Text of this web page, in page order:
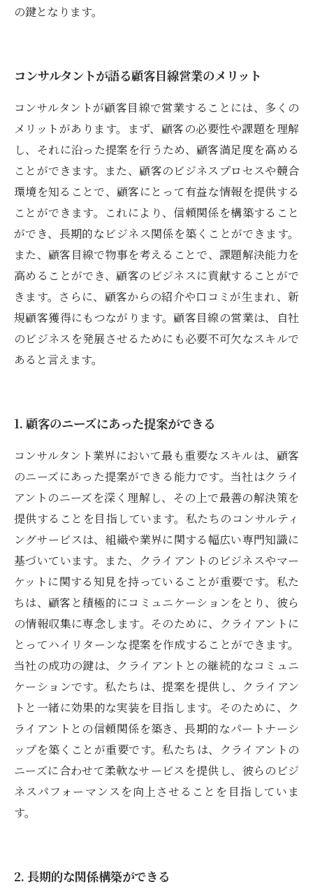
の鍵となります。
コンサルタントが語る顧客目線営業のメリット
コンサルタントが顧客目線で営業することには、多くの
メリットがあります。まず、顧客の必要性や課題を理解
し、それに沿った提案を行うため、顧客満足度を高める
ことができます。また、顧客のビジネスプロセスや競合
環境を知ることで、顧客にとって有益な情報を提供する
ことができます。これにより、信頼関係を構築すること
ができ、長期的なビジネス関係を築くことができます。
また、顧客目線で物事を考えることで、課題解決能力を
高めることができ、顧客のビジネスに貢献することがで
きます。さらに、顧客からの紹介や口コミが生まれ、新
規顧客獲得にもつながります。顧客目線の営業は、自社
のビジネスを発展させるためにも必要不可欠なスキルで
あると言えます。
1. 顧客のニーズにあった提案ができる
コンサルタント業界において最も重要なスキルは、顧客
のニーズにあった提案ができる能力です。当社はクライ
アントのニーズを深く理解し、その上で最善の解決策を
提供することを目指しています。私たちのコンサルティ
ングサービスは、組織や業界に関する幅広い専門知識に
基づいています。また、クライアントのビジネスやマー
ケットに関する知見を持っていることが重要です。私た
ちは、顧客と積極的にコミュニケーションをとり、彼ら
の情報収集に専念します。そのために、クライアントに
とってハイリターンな提案を作成することができます。
当社の成功の鍵は、クライアントとの継続的なコミュニ
ケーションです。私たちは、提案を提供し、クライアン
トと一緒に効果的な実装を目指します。そのために、ク
ライアントとの信頼関係を築き、長期的なパートナーシ
ップを築くことが重要です。私たちは、クライアントの
ニーズに合わせて柔軟なサービスを提供し、彼らのビジ
ネスパフォーマンスを向上させることを目指していま
す。
2. 長期的な関係構築ができる